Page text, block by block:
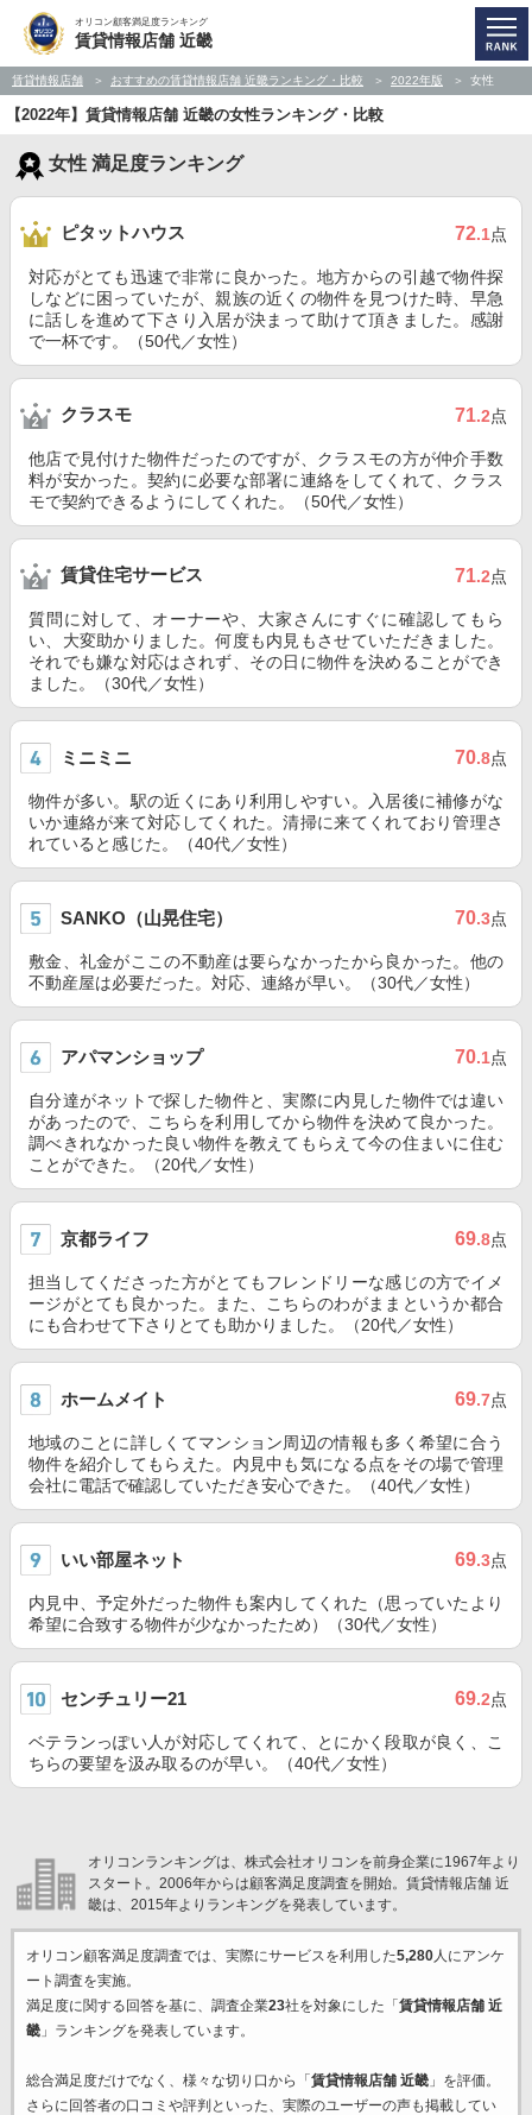
オリコン顧客満足度ランキング
賃貸情報店舗 近畿
賃貸情報店舗 おすすめの賃貸情報店舗 近畿ランキング・比較 2022年版 女性
【2022年】賃貸情報店舗 近畿の女性ランキング・比較
女性 満足度ランキング
ピタットハウス 72.1点
対応がとても迅速で非常に良かった。地方からの引越で物件探
しなどに困っていたが、親族の近くの物件を見つけた時、早急
に話しを進めて下さり入居が決まって助けて頂きました。感謝
で一杯です。（50代／女性）
クラスモ 71.2点
他店で見付けた物件だったのですが、クラスモの方が仲介手数
料が安かった。契約に必要な部署に連絡をしてくれて、クラス
モで契約できるようにしてくれた。（50代／女性）
賃貸住宅サービス 71.2点
質問に対して、オーナーや、大家さんにすぐに確認してもら
い、大変助かりました。何度も内見もさせていただきました。
それでも嫌な対応はされず、その日に物件を決めることができ
ました。（30代／女性）
ミニミニ 70.8点
物件が多い。駅の近くにあり利用しやすい。入居後に補修がな
いか連絡が来て対応してくれた。清掃に来てくれており管理さ
れていると感じた。（40代／女性）
SANKO（山晃住宅） 70.3点
敷金、礼金がここの不動産は要らなかったから良かった。他の
不動産屋は必要だった。対応、連絡が早い。（30代／女性）
アパマンショップ 70.1点
自分達がネットで探した物件と、実際に内見した物件では違い
があったので、こちらを利用してから物件を決めて良かった。
調べきれなかった良い物件を教えてもらえて今の住まいに住む
ことができた。（20代／女性）
京都ライフ 69.8点
担当してくださった方がとてもフレンドリーな感じの方でイメ
ージがとても良かった。また、こちらのわがままというか都合
にも合わせて下さりとても助かりました。（20代／女性）
ホームメイト 69.7点
地域のことに詳しくてマンション周辺の情報も多く希望に合う
物件を紹介してもらえた。内見中も気になる点をその場で管理
会社に電話で確認していただき安心できた。（40代／女性）
いい部屋ネット 69.3点
内見中、予定外だった物件も案内してくれた（思っていたより
希望に合致する物件が少なかったため）（30代／女性）
センチュリー21 69.2点
ベテランっぽい人が対応してくれて、とにかく段取が良く、こ
ちらの要望を汲み取るのが早い。（40代／女性）
オリコンランキングは、株式会社オリコンを前身企業に1967年より
スタート。2006年からは顧客満足度調査を開始。賃貸情報店舗 近
畿は、2015年よりランキングを発表しています。
オリコン顧客満足度調査では、実際にサービスを利用した5,280人にアンケ
ート調査を実施。
満足度に関する回答を基に、調査企業23社を対象にした「 賃貸情報店舗 近
畿」ランキングを発表しています。
総合満足度だけでなく、様々な切り口から「 賃貸情報店舗 近畿」を評価。
さらに回答者の口コミや評判といった、実際のユーザーの声も掲載してい